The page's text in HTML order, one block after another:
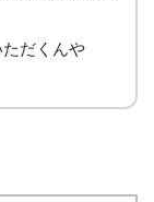
だくんや